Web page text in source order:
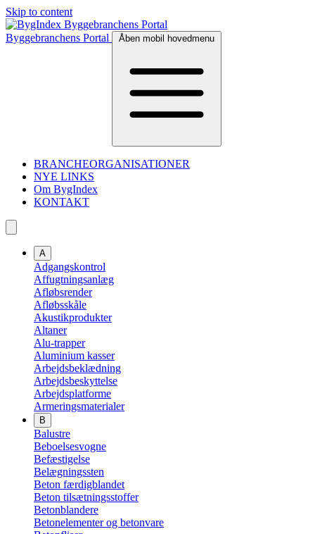
Skip to content
Byggebranchens Portal Åben mobil hovedmenu
BRANCHEORGANISATIONER
NYE LINKS
Om BygIndex
KONTAKT
A
Adgangskontrol
Affugtningsanlæg
Afløbsrender
Afløbsskåle
Akustikprodukter
Altaner
Alu-trapper
Aluminium kasser
Arbejdsbeklædning
Arbejdsbeskyttelse
Arbejdsplatforme
Armeringsmaterialer
B
Balustre
Beboelsesvogne
Befæstigelse
Belægningssten
Beton færdigblandet
Beton tilsætningsstoffer
Betonblandere
Betonelementer og betonvare